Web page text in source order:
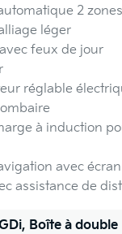
2 zones
léger
feux de jour
réglable
à induction
avec écran
assistance de
Boîte à double